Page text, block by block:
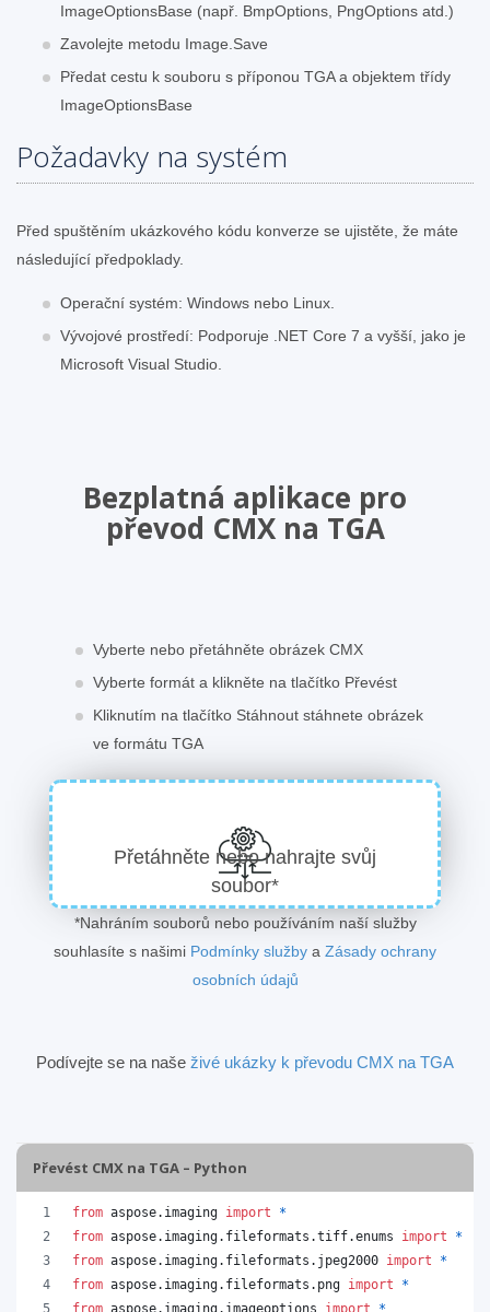
ImageOptionsBase (např. BmpOptions, PngOptions atd.)
Zavolejte metodu Image.Save
Předat cestu k souboru s příponou TGA a objektem třídy
ImageOptionsBase
Požadavky na systém
Před spuštěním ukázkového kódu konverze se ujistěte, že máte
následující předpoklady.
Operační systém: Windows nebo Linux.
Vývojové prostředí: Podporuje .NET Core 7 a vyšší, jako je
Microsoft Visual Studio.
Bezplatná aplikace pro
převod CMX na TGA
Vyberte nebo přetáhněte obrázek CMX
Vyberte formát a klikněte na tlačítko Převést
Kliknutím na tlačítko Stáhnout stáhnete obrázek
ve formátu TGA
Přetáhněte nebo nahrajte svůj
soubor*
*Nahráním souborů nebo používáním naší služby
souhlasíte s našimi Podmínky služby a Zásady ochrany
osobních údajů
Podívejte se na naše živé ukázky k převodu CMX na TGA
Převést CMX na TGA – Python
from aspose. imaging import
*
from aspose. imaging. fileformats .tiff.enums import
*
from aspose. imaging. fileformats . jpeg2000 import
*
from aspose. imaging. fileformats . png import
*
from aspose. imaging. imageoptions import *